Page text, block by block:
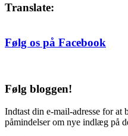
Translate:
Følg os på Facebook
Følg bloggen!
Indtast din e-mail-adresse for at
påmindelser om nye indlæg på